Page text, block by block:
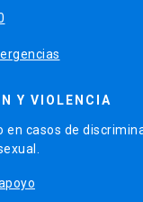
Y VIOLENCIA
en casos de